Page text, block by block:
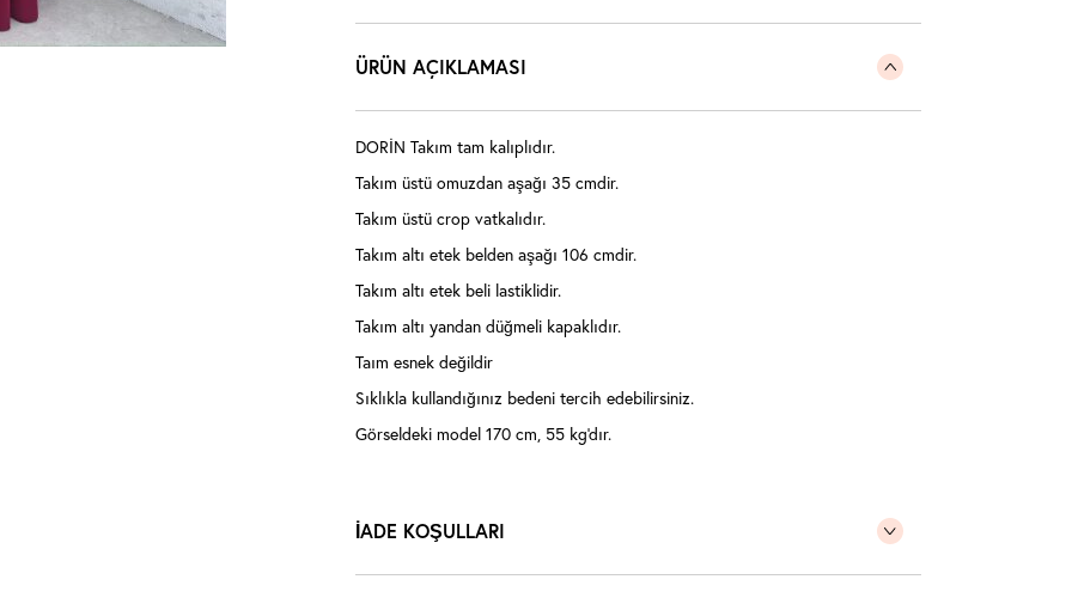
ÜRÜN AÇIKLAMASI
DORİN Takım tam kalıplıdır.
Takım üstü omuzdan aşağı 35 cmdir.
Takım üstü crop vatkalıdır.
Takım altı etek belden aşağı 106 cmdir.
Takım altı etek beli lastiklidir.
Takım altı yandan düğmeli kapaklıdır.
Taım esnek değildir
Sıklıkla kullandığınız bedeni tercih edebilirsiniz.
Görseldeki model 170 cm, 55 kg'dır.
İADE KOŞULLARI